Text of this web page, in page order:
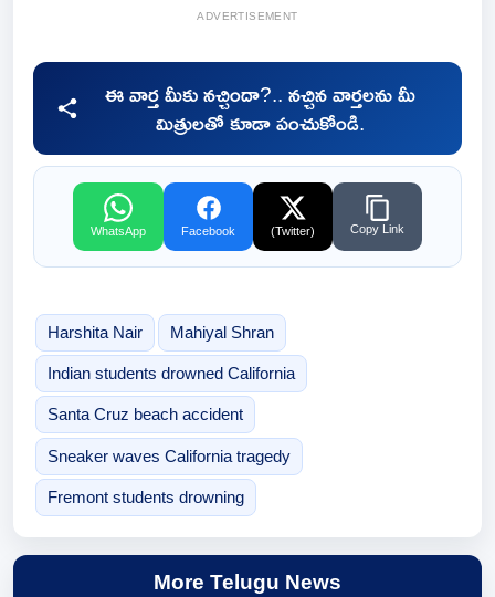
ADVERTISEMENT
ఈ వార్త మీకు నచ్చిందా?.. నచ్చిన వార్తలను మీ
మిత్రులతో కూడా పంచుకోండి.
WhatsApp Facebook (Twitter) Copy Link
Harshita Nair Mahiyal Shran
Indian students drowned California
Santa Cruz beach accident
Sneaker waves California tragedy
Fremont students drowning
More Telugu News